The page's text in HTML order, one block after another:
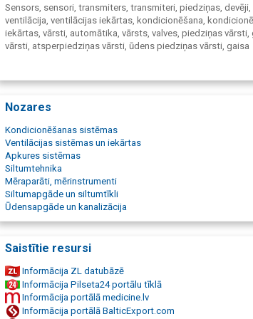
Sensors, sensori, transmiters, transmiteri, piedziņas, devēji,
ventilācija, ventilācijas iekārtas, kondicionēšana,
iekārtas, vārsti, automātika, vārsts, valves, piedziņas vārsti,
vārsti, atsperpiedziņas vārsti, ūdens piedziņas vārsti, gaisa
piedziņas vārsti, spiediena transmiteri, spiediena slēdži,
jaucējmezgli, ūdens jaucējmezgli, automatizācija,
apstrāde, gaisa sadale, gaisa vadība, atgriezeniskā saite,
darbība, aukstuma sistēmu darbība, efektīva aukstumu
darbība, lodveida vārsti, sedlu vārsti, no spiediena neatkarīgi
tauriņvārsti, 6-ceļu vārsti, zonas vārsti, gaisa vārsta piedziņa
drošības funkcijas, gaisa vārstu piedziņa ar drošības
retrofit gaisa vārstiem.
Nozares
Kondicionēšanas sistēmas
Ventilācijas sistēmas un iekārtas
Apkures sistēmas
Siltumtehnika
Mēraparāti, mērinstrumenti
Siltumapgāde un siltumtīkli
Ūdensapgāde un kanalizācija
Saistītie resursi
Informācija ZL datubāzē
Informācija Pilseta24 portālu tīklā
Informācija portālā medicine.lv
Informācija portālā BalticExport.com